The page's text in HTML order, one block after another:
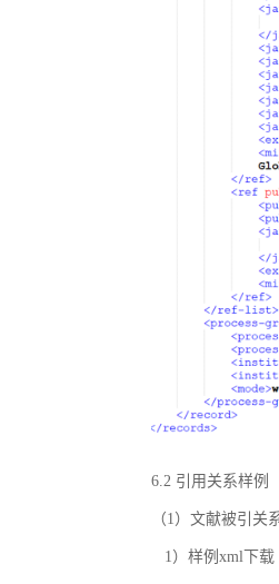
6.2 引用关系样例
（1）文献被引关
1）样例xml下载